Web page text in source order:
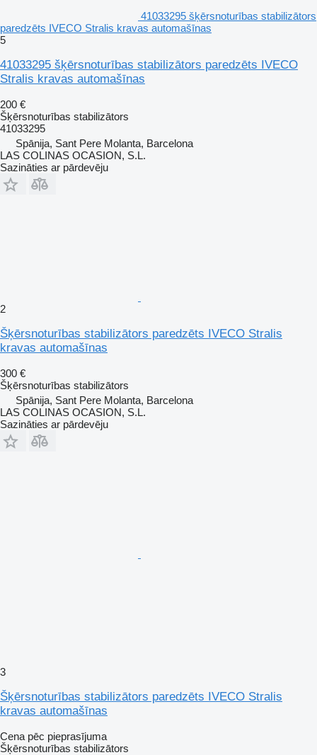
41033295 šķērsnoturības stabilizātors
paredzēts IVECO Stralis kravas automašīnas
5
41033295 šķērsnoturības stabilizātors paredzēts IVECO
Stralis kravas automašīnas
200 €
Šķērsnoturības stabilizātors
41033295
Spānija, Sant Pere Molanta, Barcelona
LAS COLINAS OCASION, S.L.
Sazināties ar pārdevēju
2
Šķērsnoturības stabilizātors paredzēts IVECO Stralis
kravas automašīnas
300 €
Šķērsnoturības stabilizātors
Spānija, Sant Pere Molanta, Barcelona
LAS COLINAS OCASION, S.L.
Sazināties ar pārdevēju
3
Šķērsnoturības stabilizātors paredzēts IVECO Stralis
kravas automašīnas
Cena pēc pieprasījuma
Šķērsnoturības stabilizātors